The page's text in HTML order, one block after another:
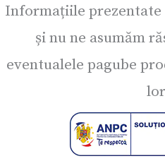
Informațiile
și nu ne asumăm
eventualele pagube